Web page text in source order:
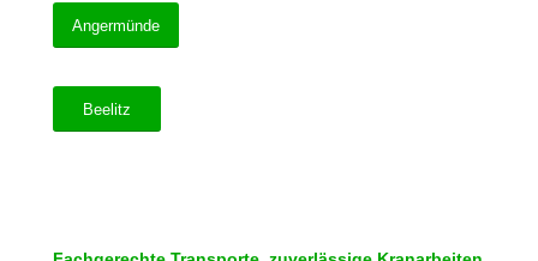
Angermünde
Beelitz